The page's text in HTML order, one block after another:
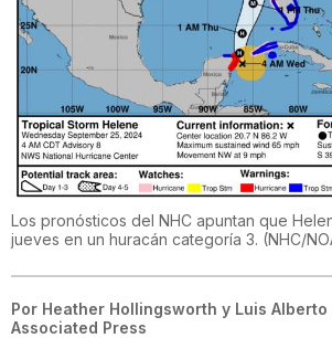
Los pronósticos del NHC apuntan que
jueves en un huracán categoría 3. (NHC/
Por Heather Hollingsworth y Luis Alberto
Associated Press